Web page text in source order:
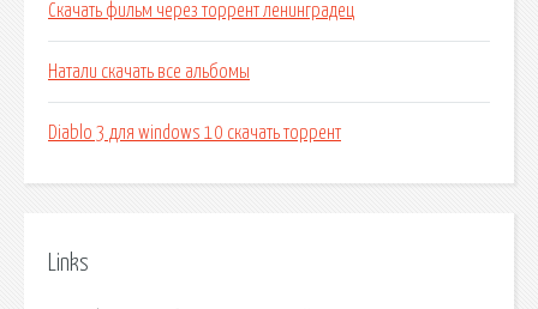
Скачать фильм через торрент ленинградец
Натали скачать все альбомы
Diablo 3 для windows 10 скачать торрент
Links